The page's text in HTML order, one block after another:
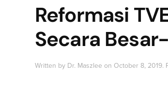
Reformasi
Secara
Written by Dr. Maszlee on October 8, 2019.